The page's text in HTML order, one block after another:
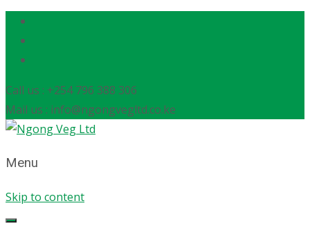
Call us : +254 796 388 306
Mail us : info@ngongvegltd.co.ke
Menu
Skip to content